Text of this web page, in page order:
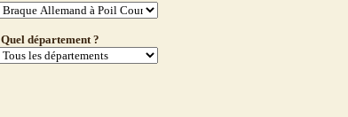
Quel département ?